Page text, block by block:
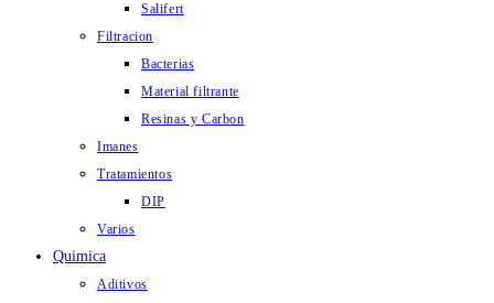
Salifert
Filtracion
Bacterias
Material filtrante
Resinas y Carbon
Imanes
Tratamientos
DIP
Varios
Quimica
Aditivos